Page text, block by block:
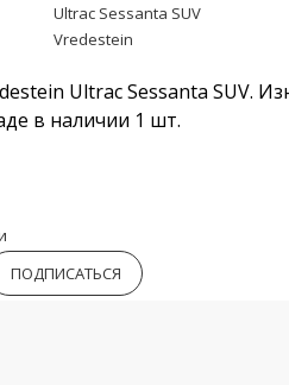
Ultrac Sessanta SUV
Vredestein
Ultrac Sessanta SUV.
в наличии 1 шт.
ПОДПИСАТЬСЯ